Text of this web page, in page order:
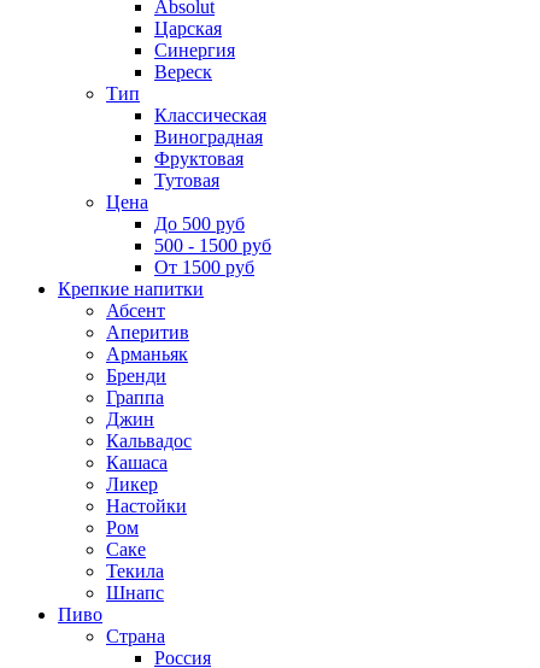
Absolut
Царская
Синергия
Вереск
Тип
Классическая
Виноградная
Фруктовая
Тутовая
Цена
До 500 руб
500 - 1500 руб
От 1500 руб
Крепкие напитки
Абсент
Аперитив
Арманьяк
Бренди
Граппа
Джин
Кальвадос
Кашаса
Ликер
Настойки
Ром
Саке
Текила
Шнапс
Пиво
Страна
Россия